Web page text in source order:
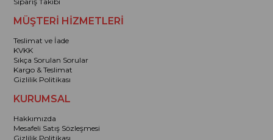
MÜŞTERİ HİZMETLERİ
Teslimat ve İade
KVKK
Sıkça Sorulan Sorular
Kargo & Teslimat
Gizlilik Politikası
KURUMSAL
Hakkımızda
Mesafeli Satış Sözleşmesi
Gizlilik Politikası